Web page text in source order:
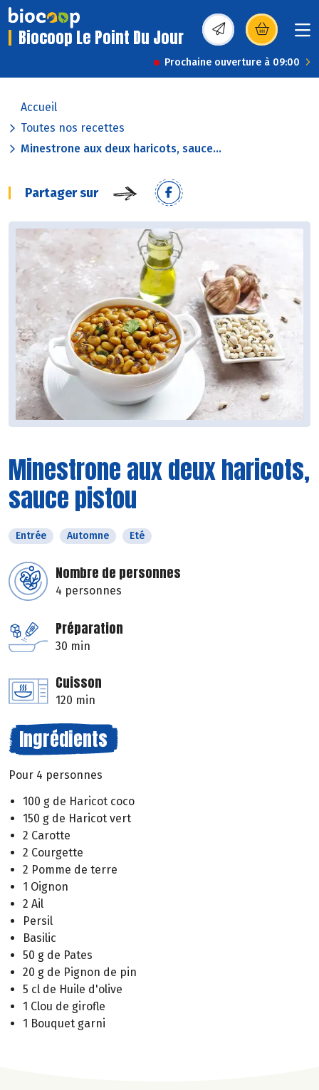
Biocoop Le Point Du Jour (s’ouvre dans une
Prochaine ouverture à 09:00
Accueil
Toutes nos recettes
Minestrone aux deux haricots, sauce...
Partager sur
Minestrone aux deux haricots,
sauce pistou
Entrée Automne Eté
Nombre de personnes
4 personnes
Préparation
30 min
Cuisson
120 min
Ingrédients
Pour 4 personnes
100 g de Haricot coco
150 g de Haricot vert
2 Carotte
2 Courgette
2 Pomme de terre
1 Oignon
2 Ail
Persil
Basilic
50 g de Pates
20 g de Pignon de pin
5 cl de Huile d'olive
1 Clou de girofle
1 Bouquet garni